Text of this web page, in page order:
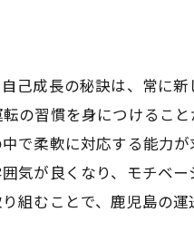
己成長の秘訣は、常に
の習慣を身につけるこ
で柔軟に対応する能力
気が良くなり、モチベ
組むことで、鹿児島の